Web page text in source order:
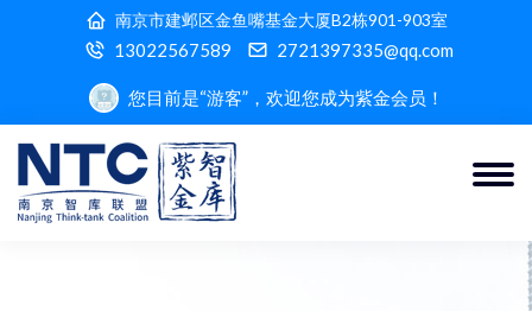
南京市建邺区金鱼嘴基金大厦B2栋901-903室
13022567589 2721397335@qq.com
您目前是“游客”，欢迎您成为紫金会员！